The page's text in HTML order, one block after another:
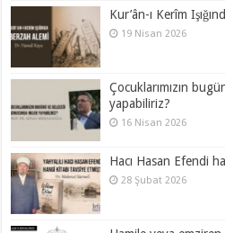
Kur’ân-ı Kerîm
19 Nisan 2026
Çocuklarımızın
yapabiliriz?
16 Nisan 2026
Hacı Hasan Efendi
28 Şubat 2026